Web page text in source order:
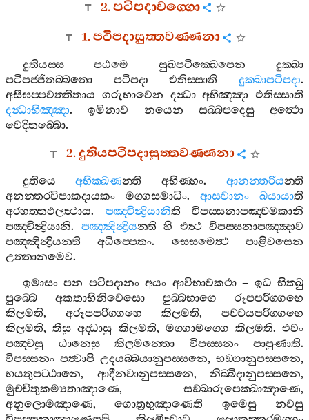
2.පටිපදාවග‍්ගො
1.පටිපදාසුත‍්තවණ‍්ණනා
දුතියස‍්ස පඨමෙ සුඛපටික‍්ඛෙපෙන
දුක‍්ඛා
පටිපජ‍්ජිතබ‍්බතො
පටිපදා එතිස‍්සාති දුක‍්ඛාපටිපදා.
අසීඝප‍්පවත‍්තිතාය ගරුභාවෙන දන්‍ධා අභිඤ‍්ඤා එතිස‍්සාති
දන්‍ධාභිඤ‍්ඤා.ඉමිනාව නයෙන සබ‍්බපදෙසු
අත්‍ථො
වෙදිතබ‍්බො.
2.දුතියපටිපදාසුත‍්තවණ‍්ණනා
දුතියෙ අභික‍්ඛණන‍්ති අභිණ‍්හං.ආනන‍්තරියන‍්ති
අනන‍්තරවිපාකදායකං
මග‍්ගසමාධිං. ආසවානං ඛයායාති
අරහත‍්තඵලත්‍ථාය. පඤ‍්චින්‍ද්‍රියානීති
විපස‍්සනාපඤ‍්චමකානි
පඤ‍්චින්‍ද්‍රියානි. පඤ‍්ඤින්‍ද්‍රියන‍්ති හි එත්‍ථ විපස‍්සනාපඤ‍්ඤාව
පඤ‍්ඤින්‍ද්‍රියන‍්ති
අධිප‍්පෙතං. සෙසමෙත්‍ථ
පාළිවසෙන
උත‍්තානමෙව.
ඉමාසං පන පටිපදානං අයං ආවිභාවකථා– ඉධ භික‍්ඛු
පුබ‍්බෙ
අකතාභිනිවෙසො පුබ‍්බභාගෙ
රූපපරිග‍්ගහෙ
කිලමති, අරූපපරිග‍්ගහෙ කිලමති, පච‍්චයපරිග‍්ගහෙ
කිලමති,තීසු අද‍්ධාසු කිලමති, මග‍්ගාමග‍්ගෙ කිලමති.එවං
පඤ‍්චසු
ඨානෙසු කිලමන‍්තො විපස‍්සනං පාපුණාති.
විපස‍්සනං පත්‍වාපි උදයබ‍්බයානුපස‍්සනෙ, භඞ‍්ගානුපස‍්සනෙ,
භයතුපට‍්ඨානෙ, ආදීනවානුපස‍්සනෙ, නිබ‍්බිදානුපස‍්සනෙ,
මුච‍්චිතුකම්‍යතාඤාණෙ, සඞ‍්ඛාරුපෙක‍්ඛාඤාණෙ,
අනුලොමඤාණෙ,ගොත්‍රභුඤාණෙති ඉමෙසු
නවසු